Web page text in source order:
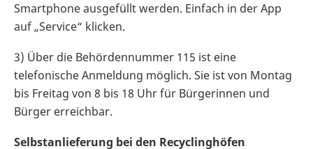
Smartphone ausgefüllt werden. Einfach in der App
auf „Service“ klicken.
3) Über die Behördennummer 115 ist eine
telefonische Anmeldung möglich. Sie ist von Montag
bis Freitag von 8 bis 18 Uhr für Bürgerinnen und
Bürger erreichbar.
Selbstanlieferung bei den Recyclinghöfen